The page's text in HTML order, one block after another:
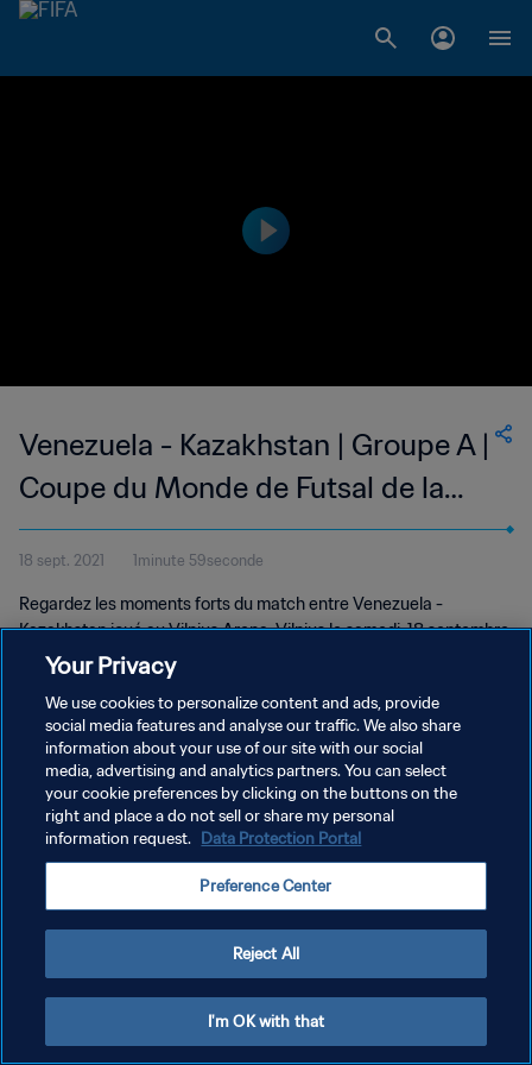
Venezuela - Kazakhstan | Groupe A |
Coupe du Monde de Futsal de la
FIFA, Lituanie 2021™ | Résumé vidéo
18 sept. 2021 1minute 59seconde
Regardez les moments forts du match entre Venezuela -
Kazakhstan joué au Vilnius Arena, Vilnius le samedi, 18 septembre
2021
POLITIQUE DE CONFIDENTIALITÉ
CONDITIONS D'UTILISATION
GÉRER VOS PRÉFÉRENCES SUR LES COOKIES
Your Privacy
We use cookies to personalize content and ads, provide
social media features and analyse our traffic. We also share
information about your use of our site with our social
media, advertising and analytics partners. You can select
your cookie preferences by clicking on the buttons on the
right and place a do not sell or share my personal
information request. Data Protection Portal
Preference Center
Reject All
I'm OK with that